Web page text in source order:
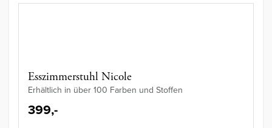
Esszimmerstuhl Nicole
Erhältlich in über 100 Farben und Stoffen
399,-